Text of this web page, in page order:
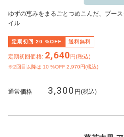
ゆずの恵みをまるごとつめこんだ、ブー
イル
定期初回 20 %OFF 送料無料
定期初回価格: 2,640円(税込)
※2回目以降は 10 %OFF 2,970円(税込)
通常価格 3,300 円(税込)